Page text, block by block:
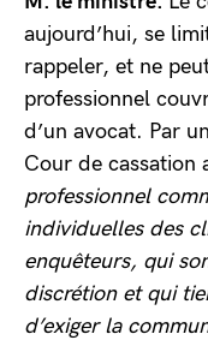
aujourd’hui, se
rappeler, et ne
professionnel
d’un avocat. Par
Cour de cassation
professionnel
individuelles des
enquêteurs, qui
discrétion et qui
d’exiger la